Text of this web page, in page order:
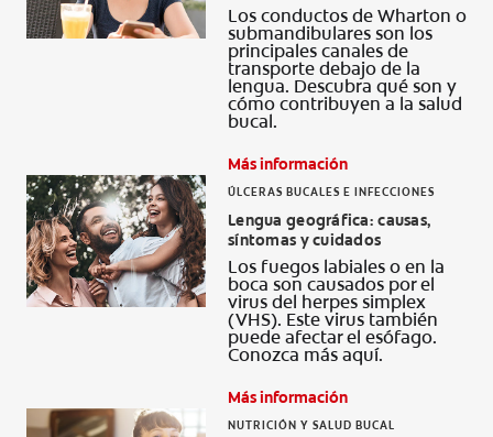
Los conductos de Wharton o
submandibulares son los
principales canales de
transporte debajo de la
lengua. Descubra qué son y
cómo contribuyen a la salud
bucal.
Más información
ÚLCERAS BUCALES E INFECCIONES
Lengua geográfica: causas,
síntomas y cuidados
Los fuegos labiales o en la
boca son causados por el
virus del herpes simplex
(VHS). Este virus también
puede afectar el esófago.
Conozca más aquí.
Más información
NUTRICIÓN Y SALUD BUCAL